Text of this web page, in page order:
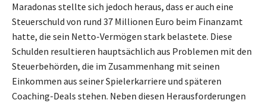
Maradonas stellte sich jedoch heraus, dass er auch eine
Steuerschuld von rund 37 Millionen Euro beim Finanzamt
hatte, die sein Netto-Vermögen stark belastete. Diese
Schulden resultieren hauptsächlich aus Problemen mit den
Steuerbehörden, die im Zusammenhang mit seinen
Einkommen aus seiner Spielerkarriere und späteren
Coaching-Deals stehen. Neben diesen Herausforderungen